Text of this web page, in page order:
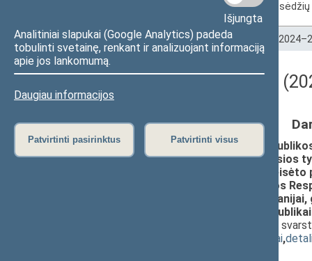
Išjungta
Analitiniai slapukai (Google Analytics) padeda
tobulinti svetainę, renkant ir analizuojant informaciją
apie jos lankomumą.
Daugiau informacijos
Patvirtinti pasirinktus Patvirtinti visus
Posėdžiai
Pradžia>Seimo posėdžiai>Kadencijos
Darbotvarkės klausimas
Seimo nutarimo „Dėl Lietuvos
Lietuvos Respublikos Seimo laikinosios
rinkimo ir panaudojimo, galimo
galimo kišimosi į 2019 metų Lietuvos
paramos šiai rinkimų politinei
įvedant sankcijas Baltarusijos
;
susiję dokumentai,